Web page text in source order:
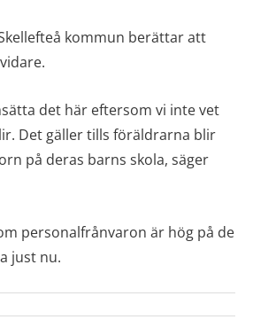
kommun berättar att
det här eftersom vi inte vet
Det gäller tills föräldrarna blir
på deras barns skola, säger
personalfrånvaron är hög på de
just nu.